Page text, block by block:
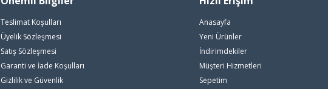
Teslimat Koşulları
Üyelik Sözleşmesi
Satış Sözleşmesi
Garanti ve İade Koşulları
Gizlilik ve Güvenlik
Anasayfa
Yeni Ürünler
İndirimdekiler
Müşteri Hizmetleri
Sepetim